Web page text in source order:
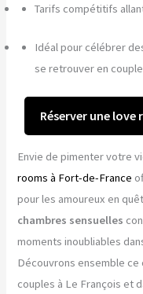
Tarifs compétitifs
Idéal pour célébrer
se retrouver en couple
Réserver une
Envie de pimenter votre
rooms à Fort-de-France
pour les amoureux en
chambres sensuelles
moments inoubliables
Découvrons ensemble
couples à Le François et